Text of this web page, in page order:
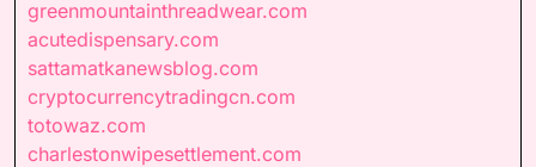
greenmountainthreadwear.com
acutedispensary.com
sattamatkanewsblog.com
cryptocurrencytradingcn.com
totowaz.com
charlestonwipesettlement.com